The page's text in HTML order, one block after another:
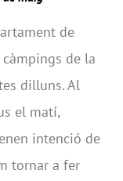
de
de la
dilluns. Al
el matí,
intenció de
tornar a fer